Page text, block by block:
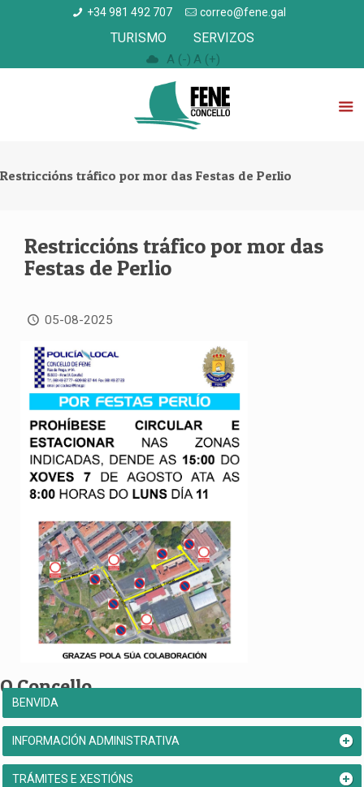
+34 981 492 707 correo@fene.gal
TURISMO SERVIZOS
A (-) A (+)
Restriccións tráfico por mor das Festas de Perlio
Restriccións tráfico por mor das
Festas de Perlio
05-08-2025
O Concello
BENVIDA
INFORMACIÓN ADMINISTRATIVA
TRÁMITES E XESTIÓNS